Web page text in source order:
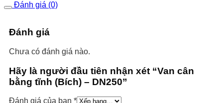
Đánh giá (0)
Đánh giá
Chưa có đánh giá nào.
Hãy là người đầu tiên nhận xét “Van cân
bằng tĩnh (Bích) – DN250”
Đánh giá của bạn *